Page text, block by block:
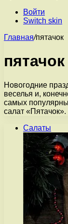
Войти
Switch skin
Главная/пятачок
пятачок
Новогодние
веселья и,
самых
салат
Салаты